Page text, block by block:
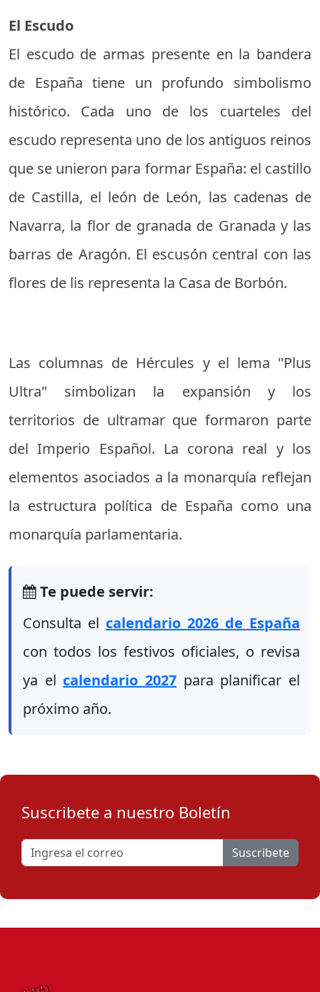
El Escudo
El escudo de armas presente en la bandera
de España tiene un profundo simbolismo
histórico. Cada uno de los cuarteles del
escudo representa uno de los antiguos reinos
que se unieron para formar España: el castillo
de Castilla, el león de León, las cadenas de
Navarra, la flor de granada de Granada y las
barras de Aragón. El escusón central con las
flores de lis representa la Casa de Borbón.
Las columnas de Hércules y el lema "Plus
Ultra" simbolizan la expansión y los
territorios de ultramar que formaron parte
del Imperio Español. La corona real y los
elementos asociados a la monarquía reflejan
la estructura política de España como una
monarquía parlamentaria.
Te puede servir:
Consulta el calendario 2026 de España
con todos los festivos oficiales, o revisa
ya el calendario 2027 para planificar el
próximo año.
Suscribete a nuestro Boletín
Suscribete